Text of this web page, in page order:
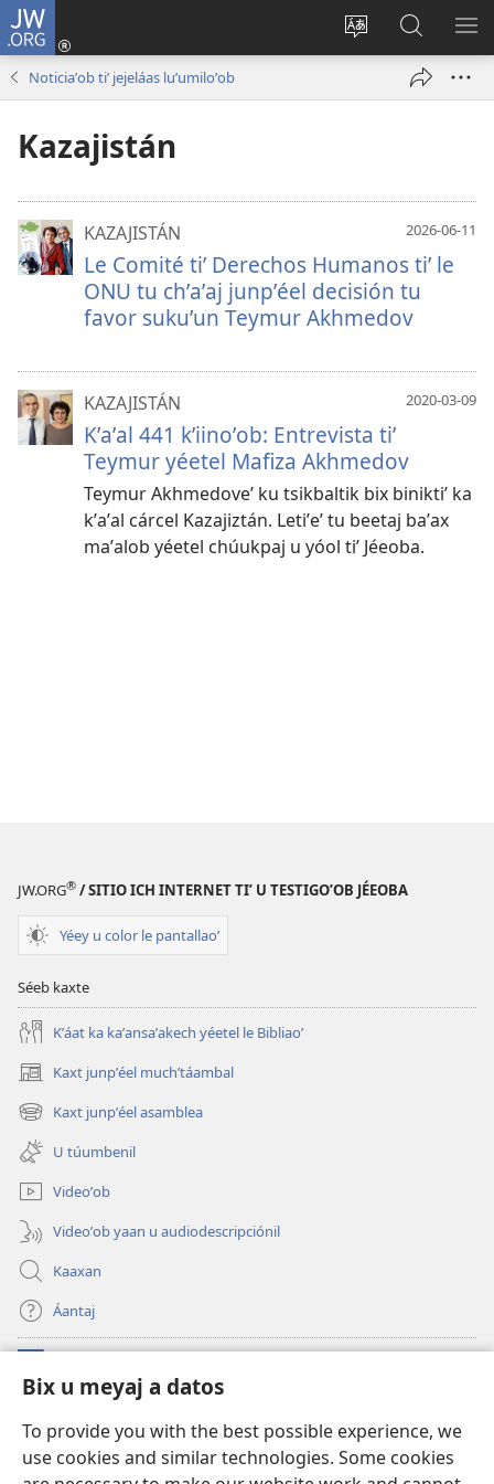
Bix u meyaj a datos
To provide you with the best possible experience, we
use cookies and similar technologies. Some cookies
JW.ORG
Kʼex
idiomail
Ooken
Kaaxan
teʼ
jw.org
Noticiaʼob tiʼ jejeláas luʼumiloʼob
Kazajistán
2026-06-11
KAZAJISTÁN
Le Comité tiʼ Derechos Humanos tiʼ le
ONU tu chʼaʼaj junpʼéel decisión tu
favor sukuʼun Teymur Akhmedov
2020-03-09
KAZAJISTÁN
Kʼaʼal 441 kʼiinoʼob: Entrevista tiʼ
Teymur yéetel Mafiza Akhmedov
Teymur Akhmedoveʼ ku tsikbaltik bix biniktiʼ ka
kʼaʼal cárcel Kazajiztán. Letiʼeʼ tu beetaj baʼax
maʼalob yéetel chúukpaj u yóol tiʼ Jéeoba.
JW.ORG® / SITIO ICH INTERNET TIʼ U TESTIGOʼOB JÉEOBA
Yéey u color le pantallaoʼ
Séeb kaxte
Kʼáat ka kaʼansaʼakech yéetel le Bibliaoʼ
Kaxt junpʼéel muchʼtáambal
(opens
new
window)
Kaxt junpʼéel asamblea
(opens
new
window)
U túumbenil
Videoʼob
Videoʼob yaan u audiodescripciónil
Kaaxan
Áantaj
(opens
new
Biblioteca ich Internet tiʼ le Watchtoweroʼ™
(opens
new
window)JW Hub